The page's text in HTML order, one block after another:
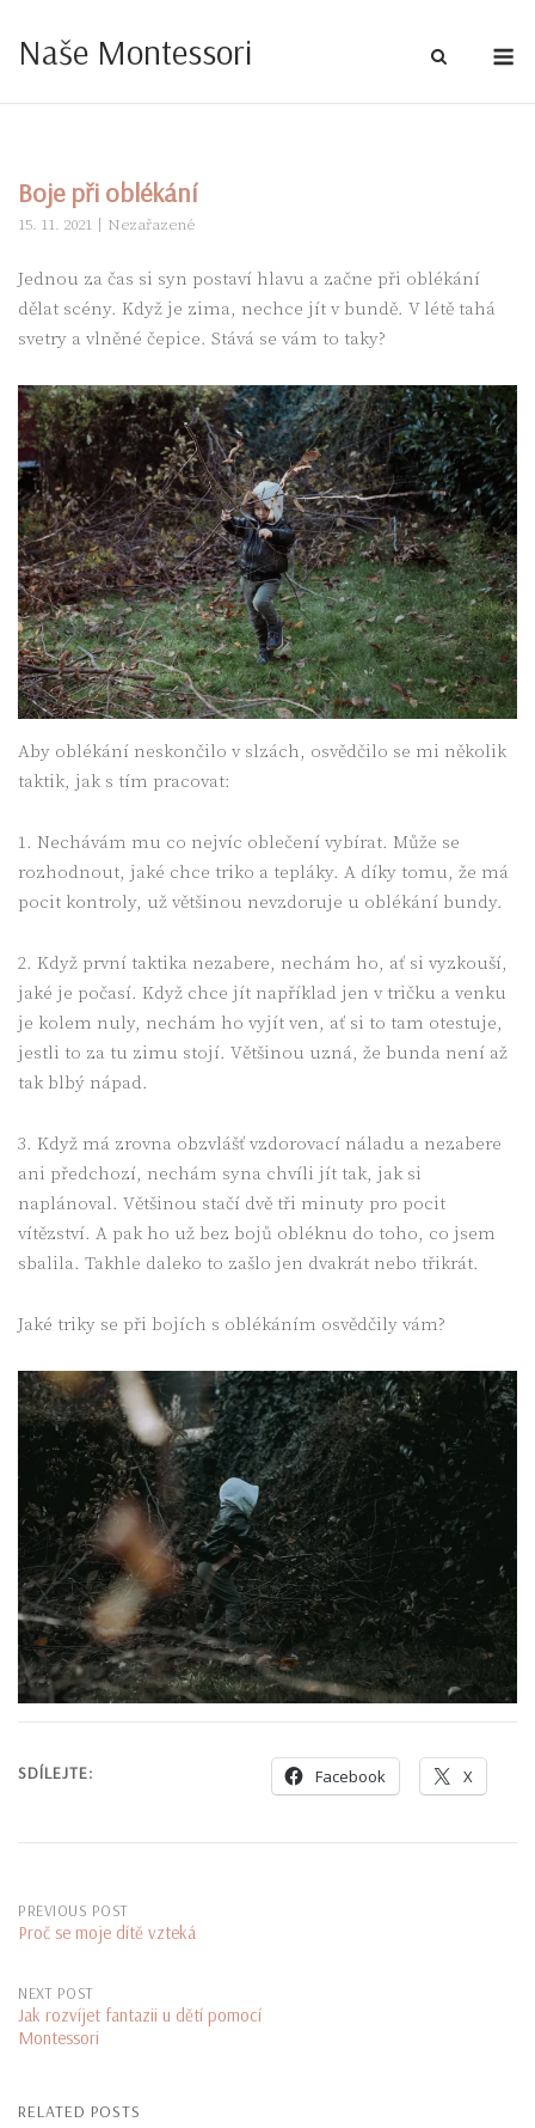
content
Naše Montessori
Boje při oblékání
15. 11. 2021 Nezařazené
Jednou za čas si syn postaví hlavu a začne při oblékání
dělat scény. Když je zima, nechce jít v bundě. V létě tahá
svetry a vlněné čepice. Stává se vám to taky?
Aby oblékání neskončilo v slzách, osvědčilo se mi několik
taktik, jak s tím pracovat:
1. Nechávám mu co nejvíc oblečení vybírat. Může se
rozhodnout, jaké chce triko a tepláky. A díky tomu, že má
pocit kontroly, už většinou nevzdoruje u oblékání bundy.
2. Když první taktika nezabere, nechám ho, ať si vyzkouší,
jaké je počasí. Když chce jít například jen v tričku a venku
je kolem nuly, nechám ho vyjít ven, ať si to tam otestuje,
jestli to za tu zimu stojí. Většinou uzná, že bunda není až
tak blbý nápad.
3. Když má zrovna obzvlášť vzdorovací náladu a nezabere
ani předchozí, nechám syna chvíli jít tak, jak si
naplánoval. Většinou stačí dvě tři minuty pro pocit
vítězství. A pak ho už bez bojů obléknu do toho, co jsem
sbalila. Takhle daleko to zašlo jen dvakrát nebo třikrát.
Jaké triky se při bojích s oblékáním osvědčily vám?
SDÍLEJTE: Facebook X
Post
PREVIOUS POST
Proč se moje dítě vzteká
NEXT POST
Jak rozvíjet fantazii u dětí pomocí
Montessori
RELATED POSTS